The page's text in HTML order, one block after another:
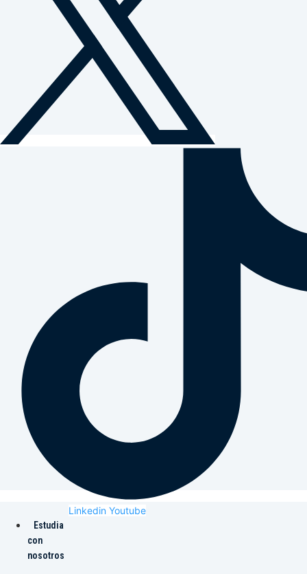
Linkedin Youtube
Estudia
con
nosotros